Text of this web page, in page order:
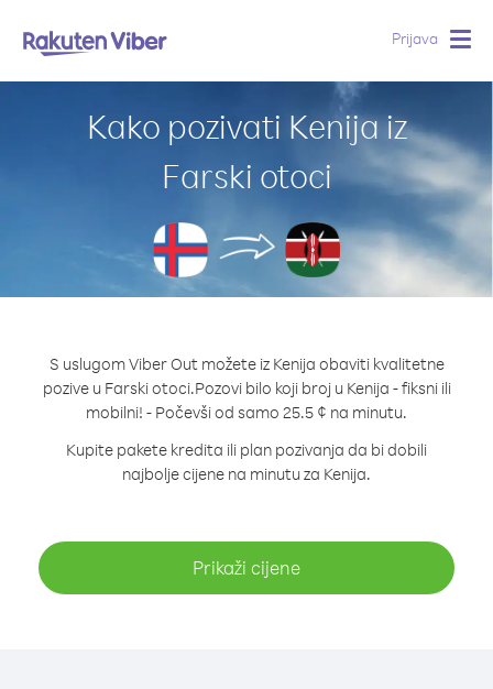
Prijava
Kako pozivati Kenija iz
Farski otoci
S uslugom Viber Out možete iz Kenija obaviti kvalitetne
pozive u Farski otoci.Pozovi bilo koji broj u Kenija - fiksni ili
mobilni! - Počevši od samo 25.5 ¢ na minutu.
Kupite pakete kredita ili plan pozivanja da bi dobili
najbolje cijene na minutu za Kenija.
Prikaži cijene